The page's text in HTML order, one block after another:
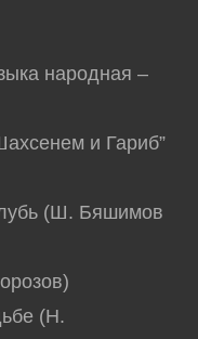
народная –
и Гариб”
(Ш. Бяшимов
(Н.